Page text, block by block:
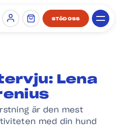
Sign in STÖD OSS
Lena
är den mest
med din hund